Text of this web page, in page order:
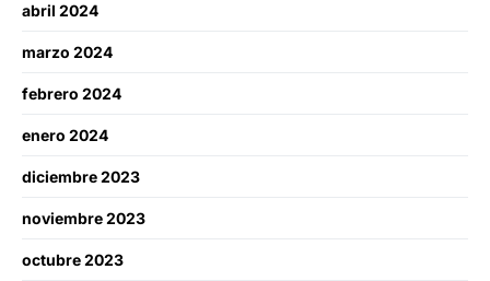
abril 2024
marzo 2024
febrero 2024
enero 2024
diciembre 2023
noviembre 2023
octubre 2023